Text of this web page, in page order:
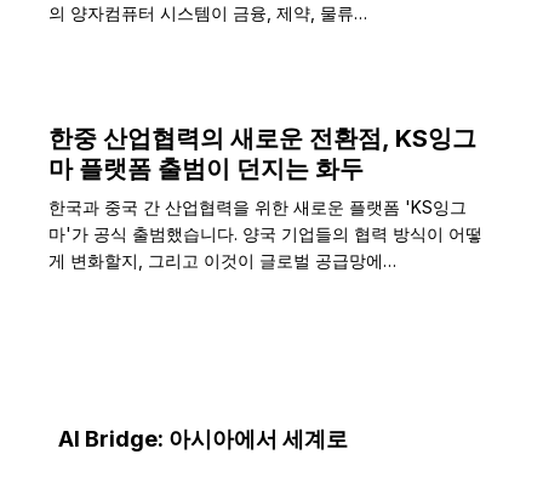
의 양자컴퓨터 시스템이 금융, 제약, 물류…
한중 산업협력의 새로운 전환점, KS잉그
마 플랫폼 출범이 던지는 화두
한국과 중국 간 산업협력을 위한 새로운 플랫폼 'KS잉그
마'가 공식 출범했습니다. 양국 기업들의 협력 방식이 어떻
게 변화할지, 그리고 이것이 글로벌 공급망에…
AI Bridge: 아시아에서 세계로